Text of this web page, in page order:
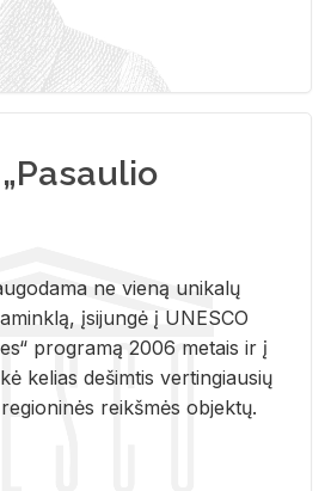
ne vieną unikalų
įsijungė į UNESCO
programą 2006 metais ir į
kelias dešimtis vertingiausių
reikšmės objektų.